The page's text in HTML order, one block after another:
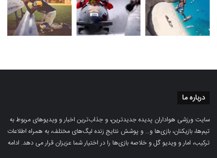
درباره ما
سایت ورزشی هواداران پدیده جدیدترین، و جذاب‌ترین اخبار و ویدیوهای مربوط به
تیم‌ها، بازیکنان، بازی‌ها و… و پوشش نتایج زنده لیگ‌های مختلف، به همراه اطلاعات
ترکیب، امار و ویدیو‌‌ گل‌ و خلاصه بازی‌ها را در اختیار شما عزیزان قرار می دهد. ادامه